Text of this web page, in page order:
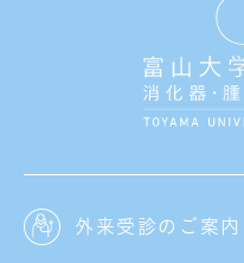
外来受診のご案内